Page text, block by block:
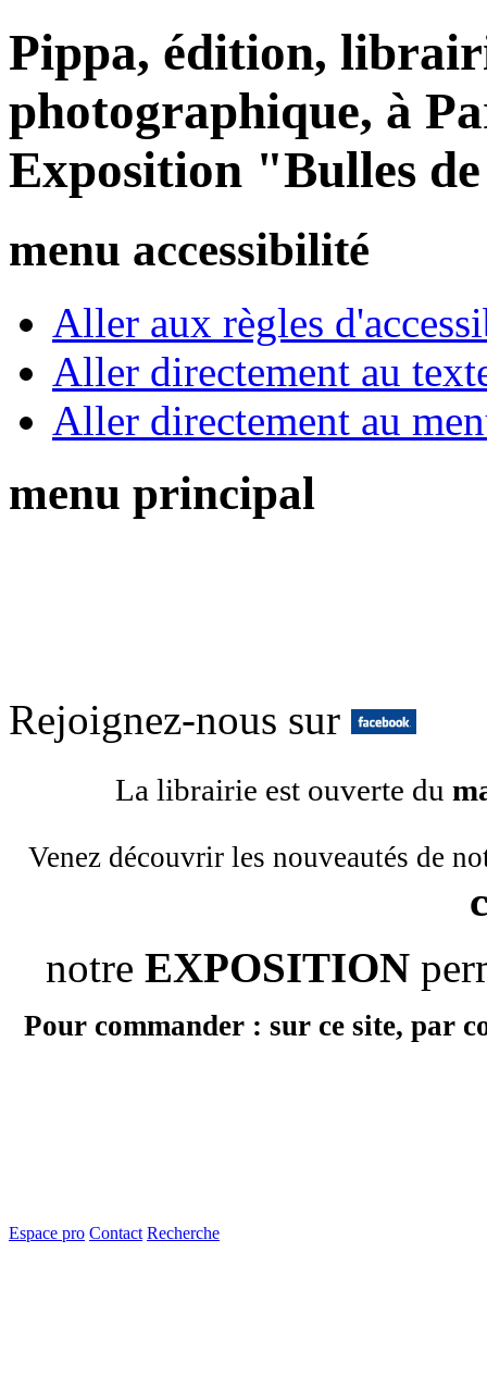
Pippa, édition,
photographique, à
Exposition "Bulles
menu accessibilité
Aller aux règles
Aller directement au
Aller directement au
menu principal
Rejoignez-nous sur
La librairie est ouverte du
Venez découvrir les nouveautés de
notre EXPOSITION
Pour commander : sur ce site, par
Espace pro Contact Recherche